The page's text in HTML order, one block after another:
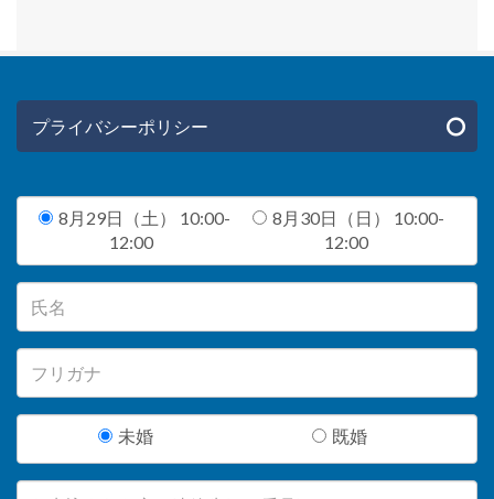
プライバシーポリシー
8月29日（土） 10:00-
12:00
8月30日（日） 10:00-
12:00
未婚 既婚